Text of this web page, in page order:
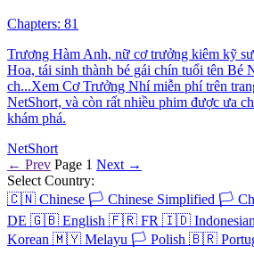
Chapters: 81
Trương Hàm Anh, nữ cơ trưởng kiêm kỹ
Hoa, tái sinh thành bé gái chín tuổi tên Bé
ch...Xem Cơ Trưởng Nhí miễn phí trên
NetShort, và còn rất nhiều phim được ưa
khám phá.
NetShort
← Prev Page 1 Next →
Select Country:
🇨🇳 Chinese 🏳️ Chinese Simplified 🏳️
DE 🇬🇧 English 🇫🇷 FR 🇮🇩 Indonesian
Korean 🇲🇾 Melayu 🏳️ Polish 🇧🇷